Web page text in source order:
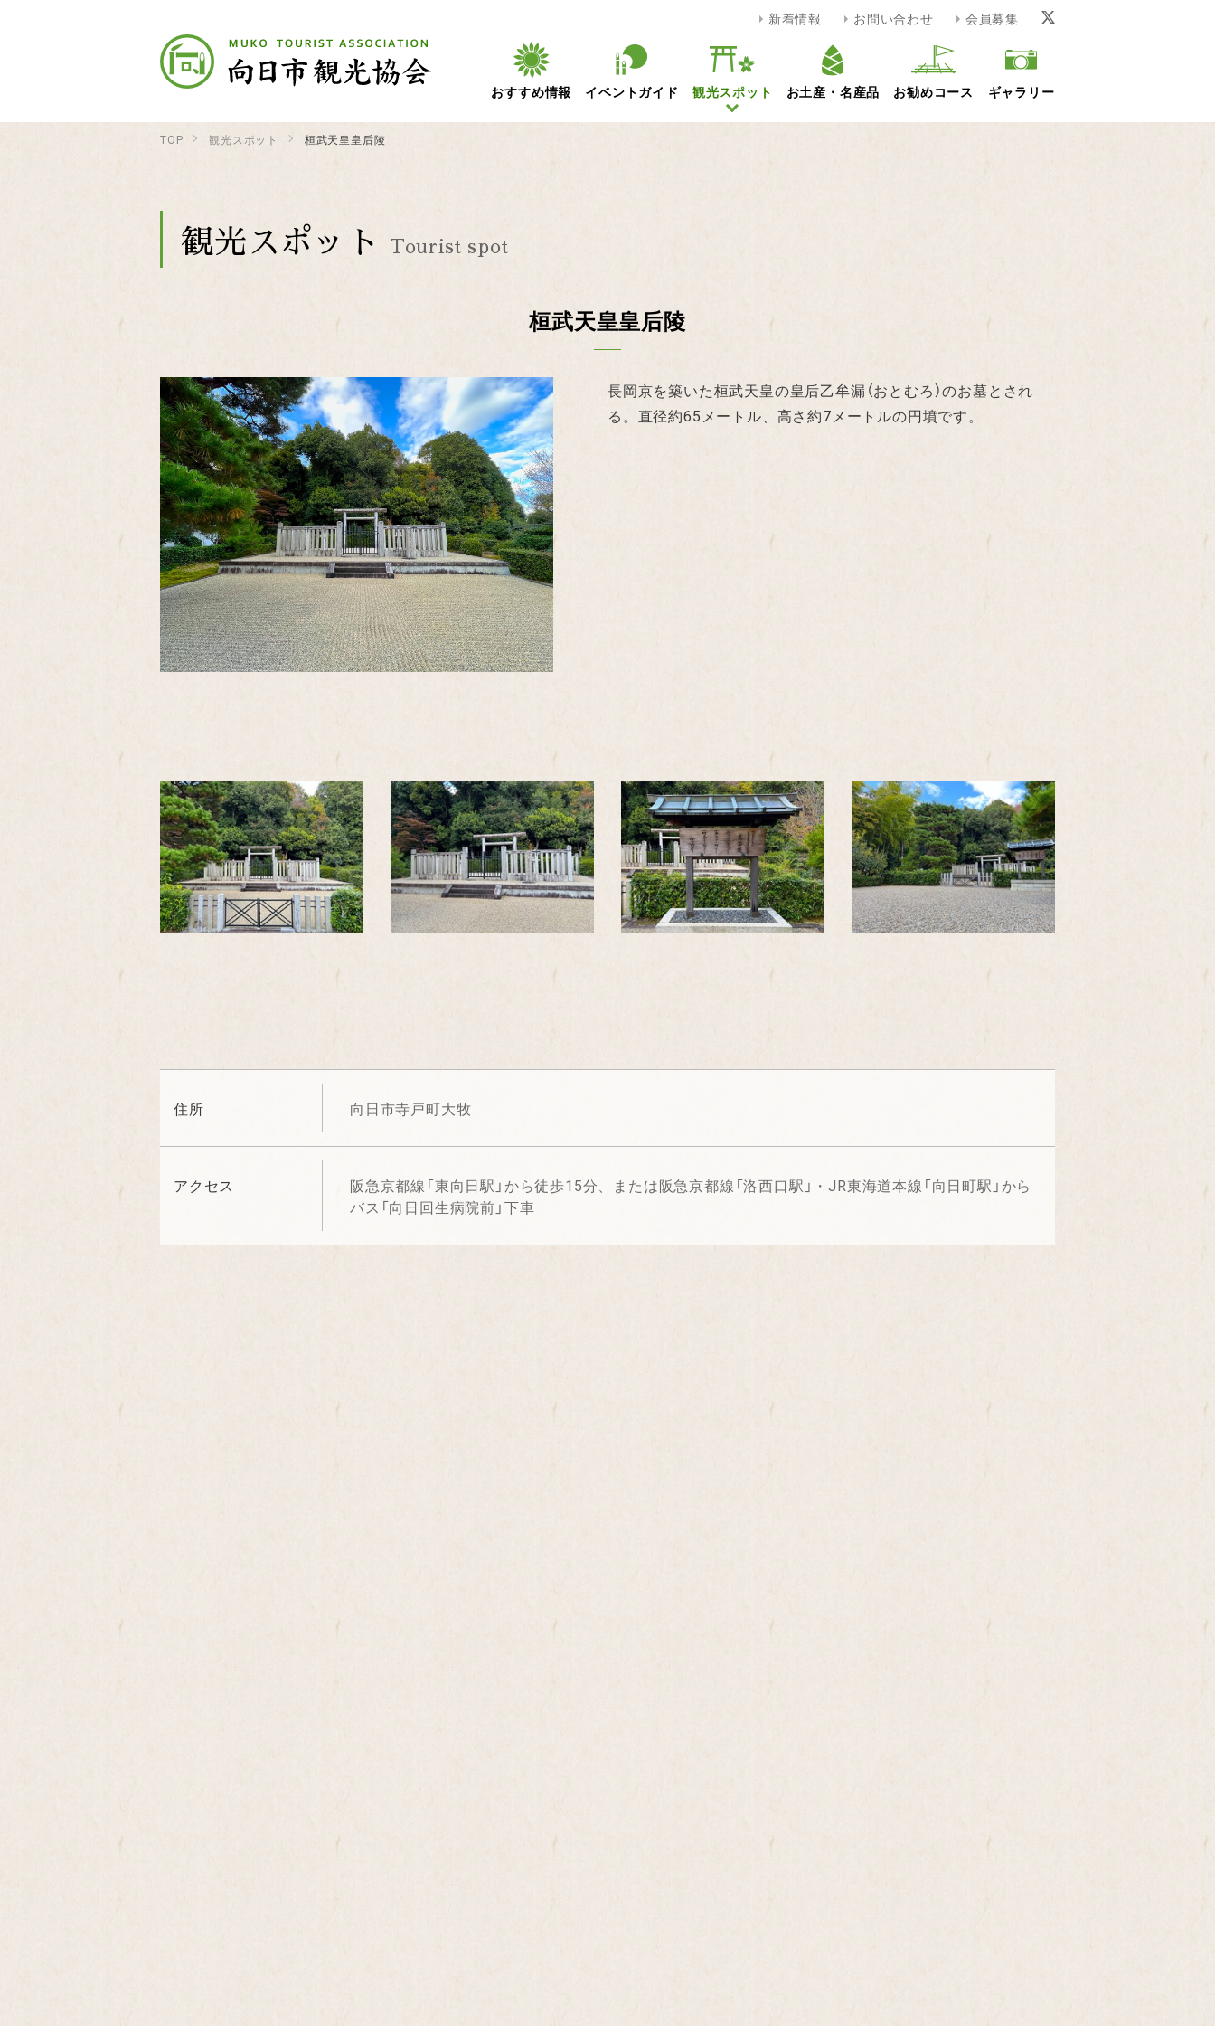
おすすめ情報 イベントガイド 観光スポット お土産・名産品 お勧めコース ギャラリー
新着情報 お問い合わせ 会員募集
TOP 観光スポット 桓武天皇皇后陵
観光スポット Tourist spot
桓武天皇皇后陵
長岡京を築いた桓武天皇の皇后乙牟漏（おとむろ）のお墓とされ
る。直径約65メートル、高さ約7メートルの円墳です。
住所 向日市寺戸町大牧
アクセス
阪急京都線「東向日駅」から徒歩15分、または阪急京都線「洛西口駅」・JR東海道本線「向日町駅」から
バス「向日回生病院前」下車